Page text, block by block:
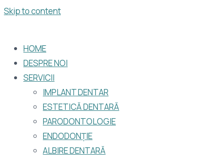
Skip to content
HOME
DESPRE NOI
SERVICII
IMPLANT DENTAR
ESTETICĂ DENTARĂ
PARODONTOLOGIE
ENDODONȚIE
ALBIRE DENTARĂ